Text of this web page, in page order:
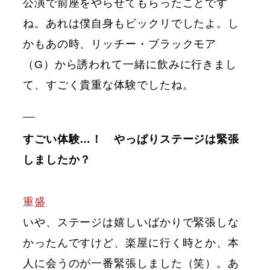
公演で前座をやらせてもらったことです
ね。あれは僕自身もビックリでしたよ。し
かもあの時、リッチー・ブラックモア
（G）から誘われて一緒に飲みに行きまし
て、すごく貴重な体験でしたね。
すごい体験…！ やっぱりステージは緊張
しましたか？
重盛
いや、ステージは嬉しいばかりで緊張しな
かったんですけど、楽屋に行く時とか、本
人に会うのが一番緊張しました（笑）。あ